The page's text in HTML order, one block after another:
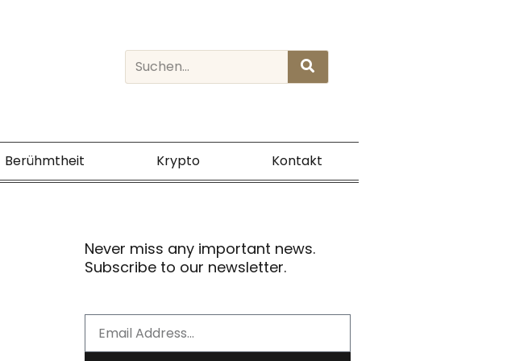
Search
Berühmtheit Krypto Kontakt
Never miss any important news.
Subscribe to our newsletter.